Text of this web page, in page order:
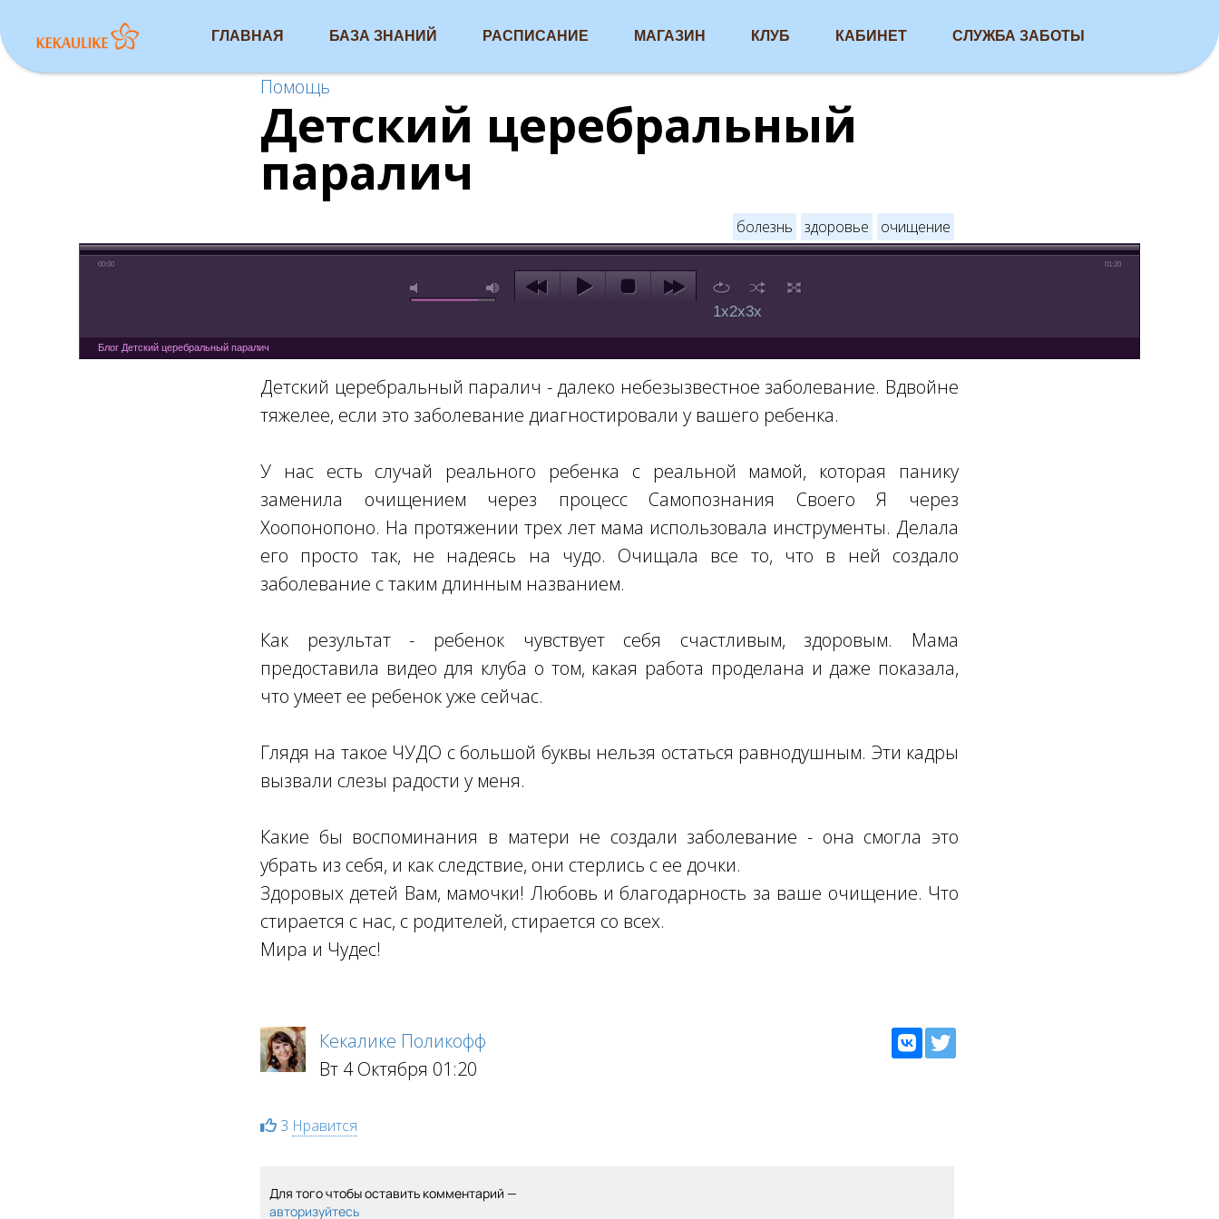
ГЛАВНАЯ БАЗА ЗНАНИЙ РАСПИСАНИЕ МАГАЗИН КЛУБ КАБИНЕТ СЛУЖБА ЗАБОТЫ
Помощь
Детский церебральный
паралич
болезнь здоровье очищение
00:00 01:20
1x2x3x
Блог Детский церебральный паралич
Детский церебральный паралич - далеко небезызвестное заболевание. Вдвойне
тяжелее, если это заболевание диагностировали у вашего ребенка.
У нас есть случай реального ребенка с реальной мамой, которая панику
заменила очищением через процесс Самопознания Своего Я через
Хоопонопоно. На протяжении трех лет мама использовала инструменты. Делала
его просто так, не надеясь на чудо. Очищала все то, что в ней создало
заболевание с таким длинным названием.
Как результат - ребенок чувствует себя счастливым, здоровым. Мама
предоставила видео для клуба о том, какая работа проделана и даже показала,
что умеет ее ребенок уже сейчас.
Глядя на такое ЧУДО с большой буквы нельзя остаться равнодушным. Эти кадры
вызвали слезы радости у меня.
Какие бы воспоминания в матери не создали заболевание - она смогла это
убрать из себя, и как следствие, они стерлись с ее дочки.
Здоровых детей Вам, мамочки! Любовь и благодарность за ваше очищение. Что
стирается с нас, с родителей, стирается со всех.
Мира и Чудес!
Кекалике Поликофф
Вт 4 Октября 01:20
3 Нравится
Для того чтобы оставить комментарий —
авторизуйтесь